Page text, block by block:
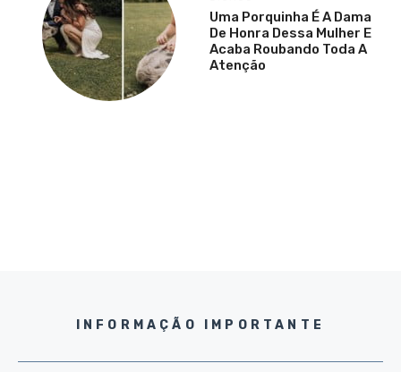
Uma Porquinha É A Dama
De Honra Dessa Mulher E
Acaba Roubando Toda A
Atenção
INFORMAÇÃO IMPORTANTE